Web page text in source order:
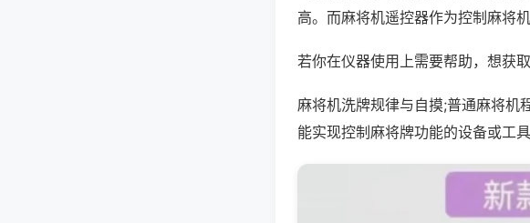
高。而麻将机遥控器作为控制麻将
若你在仪器使用上需要帮助，想获
麻将机洗牌规律与自摸;普通麻将机
能实现控制麻将牌功能的设备或工具